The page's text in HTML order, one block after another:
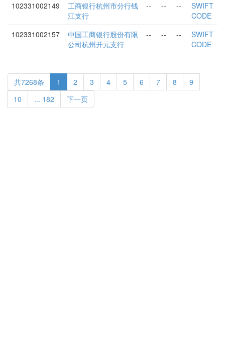
102331002149
工商银行杭州市分行钱
江支行
-- -- --
SWIFT
CODE
102331002157
中国工商银行股份有限
公司杭州开元支行
-- -- --
SWIFT
CODE
共7268条 1 2 3 4 5 6 7 8
9
10
... 182 下一页